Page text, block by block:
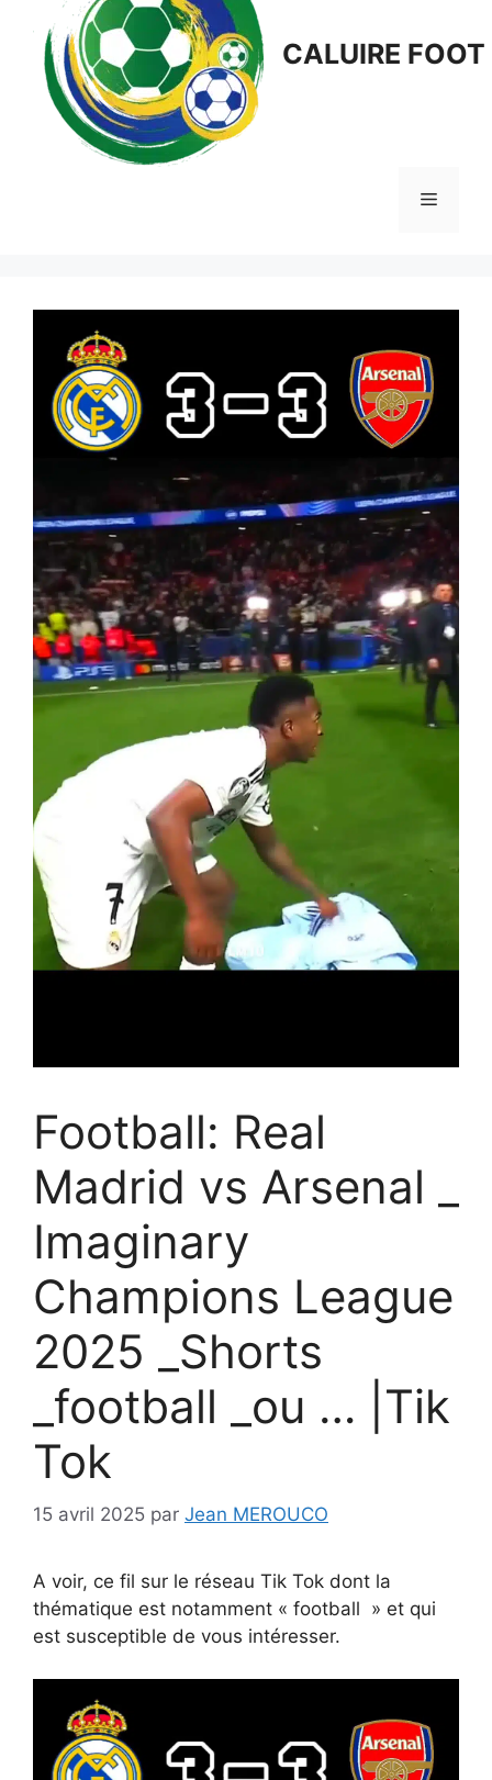
CALUIRE FOOT
Menu
Football: Real
Madrid vs Arsenal _
Imaginary
Champions League
2025 _Shorts
_football _ou … |Tik
Tok
15 avril 2025 par Jean MEROUCO
A voir, ce fil sur le réseau Tik Tok dont la
thématique est notamment « football » et qui
est susceptible de vous intéresser.